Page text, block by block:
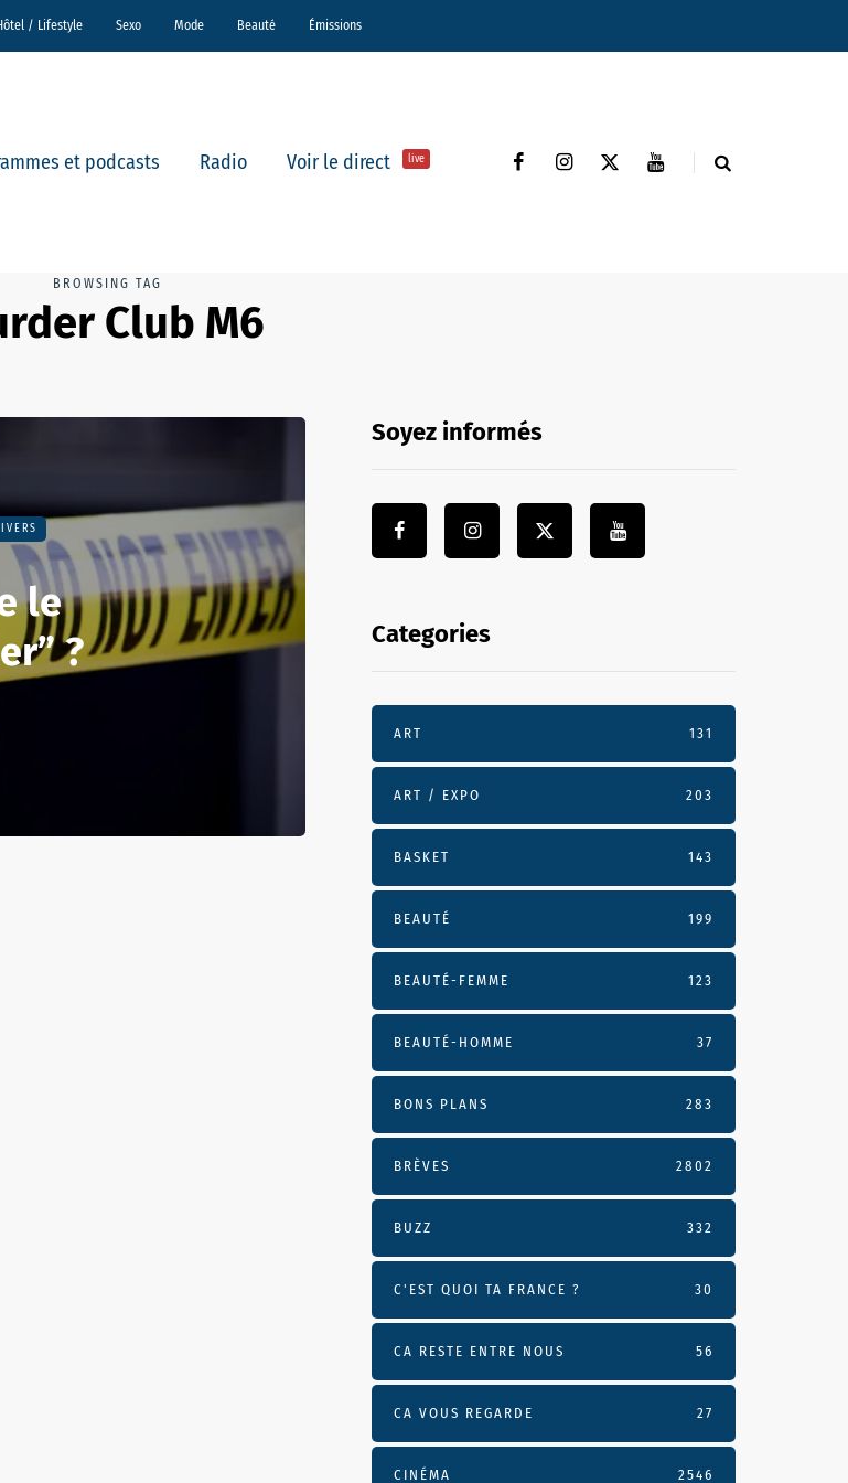
/ Lifestyle Sexo Mode Beauté Émissions
et podcasts Radio Voir le direct live
BROWSING TAG
Club M6
le
?
Soyez informés
Categories
ART 131
ART / EXPO 203
BASKET 143
BEAUTÉ 199
BEAUTÉ-FEMME 123
BEAUTÉ-HOMME 37
BONS PLANS 283
BRÈVES 2802
BUZZ 332
C'EST QUOI TA FRANCE ? 30
CA RESTE ENTRE NOUS 56
CA VOUS REGARDE 27
CINÉMA 2546